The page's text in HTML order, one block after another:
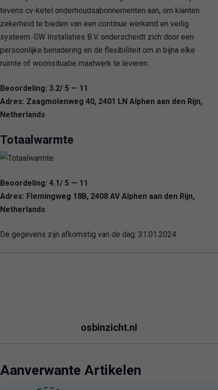
tevens cv-ketel onderhoudsabonnementen aan, om klanten
zekerheid te bieden van een continue werkend en veilig
systeem. GW Installaties B.V. onderscheidt zich door een
persoonlijke benadering en de flexibiliteit om in bijna elke
ruimte of woonsituatie maatwerk te leveren.
Beoordeling: 3.2/ 5 — 11
Adres: Zaagmolenweg 40, 2401 LN Alphen aan den Rijn,
Netherlands
Totaalwarmte
Beoordeling: 4.1/ 5 — 11
Adres: Flemingweg 18B, 2408 AV Alphen aan den Rijn,
Netherlands
De gegevens zijn afkomstig van de dag: 31.01.2024
osbinzicht.nl
Aanverwante Artikelen